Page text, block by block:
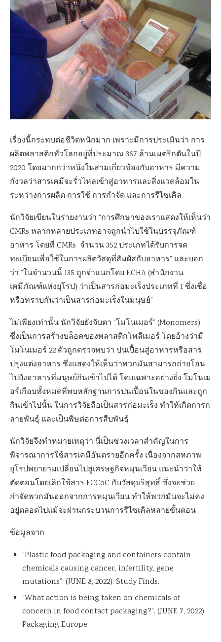
เรื่องนี้กระทบต่อชีวิตหนักมาก เพราะมีการประเมินว่า การ
ผลิตพลาสติกทั่วโลกอยู่ที่ประมาณ 367 ล้านเมตริกตันในปี
2020 โดยมากกว่าหนึ่งในสามเกี่ยวข้องกับอาหาร มีความ
กังวลว่าสารเคมีจะรั่วไหลเข้าสู่อาหารและสิ่งแวดล้อมใน
ระหว่างการผลิต การใช้ การกำจัด และการรีไซเคิล
นักวิจัยเขียนในรายงานว่า “การศึกษาของเราแสดงให้เห็นว่า
CMRs หลากหลายประเภทอาจถูกนำไปใช้ในบรรจุภัณฑ์
อาหาร โดยที่ CMRs จำนวน 352 ประเภทได้รับการจด
ทะเบียนเพื่อใช้ในการผลิตวัสดุที่สัมผัสกับอาหาร” และบอก
ว่า “ในจำนวนนี้ 135 ถูกจำแนกโดย ECHA (สำนักงาน
เคมีภัณฑ์แห่งยุโรป) ว่าเป็นสารก่อมะเร็งประเภทที่ 1 ซึ่งเชื่อ
หรือทราบกันว่าเป็นสารก่อมะเร็งในมนุษย์”
ไม่เพียงเท่านั้น นักวิจัยยังจับตา “โมโนเมอร์” (Monomers)
ซึ่งเป็นการสร้างบล็อคของพลาสติกโพลีเมอร์ โดยอ้างว่ามี
โมโนเมอร์ 22 ตัวถูกตรวจพบว่า ปนเปื้อนสู่อาหารหรือสาร
ปรุงแต่งอาหาร ซึ่งแสดงให้เห็นว่าพวกมันสามารถถ่ายโอน
ไปยังอาหารที่มนุษย์กินเข้าไปได้ โดยเฉพาะอย่างยิ่ง โมโนเม
อร์เกือบทั้งหมดที่พบหลักฐานการปนเปื้อนในของกินและถูก
กินเข้าไปนั้น ในการวิจัยถือเป็นสารก่อมะเร็ง ทำให้เกิดการก
ลายพันธุ์ และเป็นพิษต่อการสืบพันธุ์
นักวิจัยจึงทำหมายเหตุว่า นี่เป็นช่วงเวลาสำคัญในการ
พิจารณาการใช้สารเคมีอันตรายอีกครั้ง เนื่องจากสหภาพ
ยุโรปพยายามเปลี่ยนไปสู่เศรษฐกิจหมุนเวียน แนะนำว่าให้
ตัดตอนโดยเลิกใช้สาร FCCoC กับวัสดุบริสุทธิ์ ซึ่งจะช่วย
กำจัดพวกมันออกจากการหมุนเวียน ทำให้พวกมันจะไม่คง
อยู่ตลอดไปแม้จะผ่านกระบวนการรีไซเคิลหลายขั้นตอน
ข้อมูลจาก
“Plastic food packaging and containers contain
chemicals causing cancer, infertility, gene
mutations”. (JUNE 8, 2022). Study Finds.
“What action is being taken on chemicals of
concern in food contact packaging?”. (JUNE 7, 2022).
Packaging Europe.